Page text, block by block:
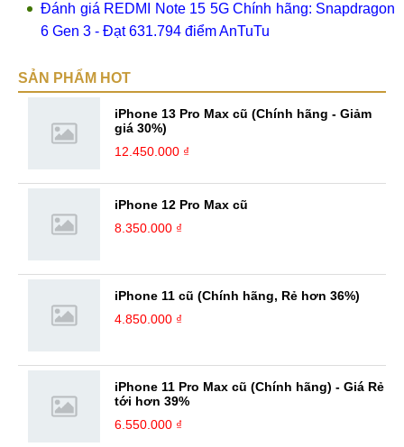
Đánh giá REDMI Note 15 5G Chính hãng: Snapdragon
6 Gen 3 - Đạt 631.794 điểm AnTuTu
SẢN PHẨM HOT
iPhone 13 Pro Max cũ (Chính hãng - Giảm
giá 30%)
12.450.000 ₫
iPhone 12 Pro Max cũ
8.350.000 ₫
iPhone 11 cũ (Chính hãng, Rẻ hơn 36%)
4.850.000 ₫
iPhone 11 Pro Max cũ (Chính hãng) - Giá Rẻ
tới hơn 39%
6.550.000 ₫